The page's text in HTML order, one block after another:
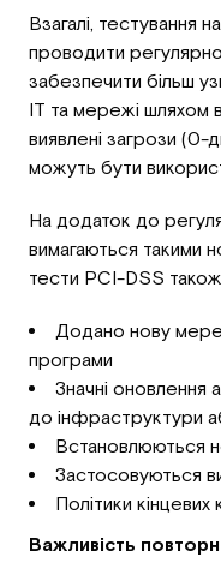
Взагалі, тестування
проводити
забезпечити більш
ІТ та мережі шляхом
виявлені загрози (0-
можуть бути
На додаток до
вимагаються такими
тести PCI-DSS
Додано нову
програми
Значні оновлення
до інфраструктури
Встановлюються
Застосовуються
Політики кінцевих
Важливість